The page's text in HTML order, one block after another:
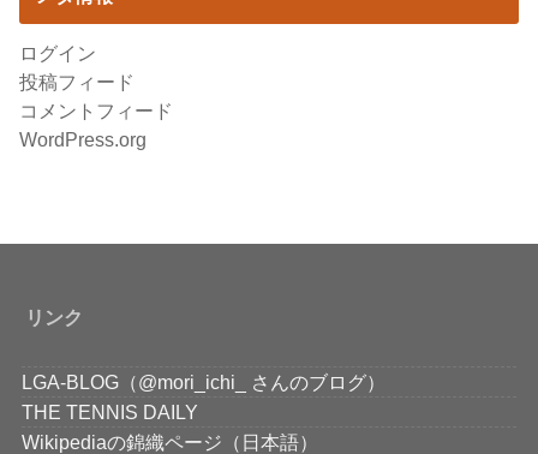
ログイン
投稿フィード
コメントフィード
WordPress.org
リンク
LGA-BLOG（@mori_ichi_ さんのブログ）
THE TENNIS DAILY
Wikipediaの錦織ページ（日本語）